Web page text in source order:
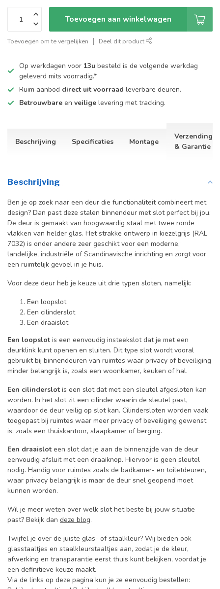
Toevoegen aan winkelwagen
Toevoegen om te vergelijken Deel dit product
Op werkdagen voor 13u besteld is de volgende werkdag
geleverd mits voorradig.*
Ruim aanbod direct uit voorraad leverbare deuren.
Betrouwbare en veilige levering met tracking.
Beschrijving Specificaties Montage
Verzending
& Garantie
Beschrijving
Ben je op zoek naar een deur die functionaliteit combineert met
design? Dan past deze stalen binnendeur met slot perfect bij jou.
De deur is gemaakt van hoogwaardig staal met twee ronde
vlakken van helder glas. Het strakke ontwerp in kiezelgrijs (RAL
7032) is onder andere zeer geschikt voor een moderne,
landelijke, industriële of Scandinavische inrichting en zorgt voor
een ruimtelijk gevoel in je huis.
Voor deze deur heb je keuze uit drie typen sloten, namelijk:
Een loopslot
Een cilinderslot
Een draaislot
Een loopslot is een eenvoudig insteekslot dat je met een
deurklink kunt openen en sluiten. Dit type slot wordt vooral
gebruikt bij binnendeuren van ruimtes waar privacy of beveiliging
minder belangrijk is, zoals een woonkamer, keuken of hal.
Een cilinderslot is een slot dat met een sleutel afgesloten kan
worden. In het slot zit een cilinder waarin de sleutel past,
waardoor de deur veilig op slot kan. Cilindersloten worden vaak
toegepast bij ruimtes waar meer privacy of beveiliging gewenst
is, zoals een thuiskantoor, slaapkamer of berging.
Een draaislot een slot dat je aan de binnenzijde van de deur
eenvoudig afsluit met een draaiknop. Hiervoor is geen sleutel
nodig. Handig voor ruimtes zoals de badkamer- en toiletdeuren,
waar privacy belangrijk is maar de deur snel geopend moet
kunnen worden.
Wil je meer weten over welk slot het beste bij jouw situatie
past? Bekijk dan deze blog.
Twijfel je over de juiste glas- of staalkleur? Wij bieden ook
glasstaaltjes en staalkleurstaaltjes aan, zodat je de kleur,
afwerking en transparantie eerst thuis kunt bekijken, voordat je
een definitieve keuze maakt.
Via de links op deze pagina kun je ze eenvoudig bestellen: